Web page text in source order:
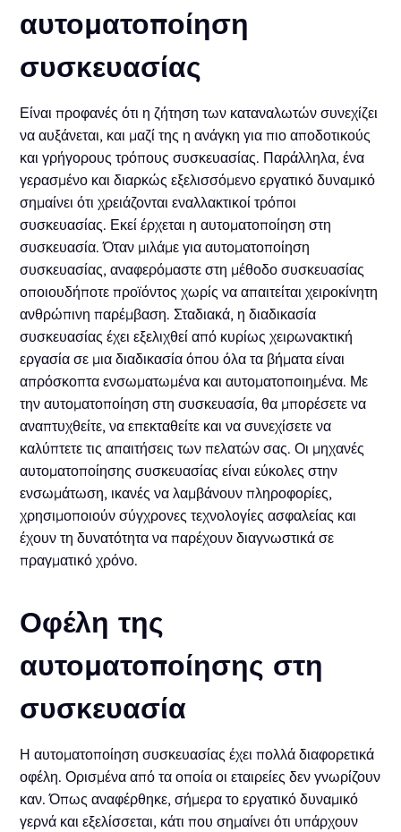
αυτοματοποίηση
συσκευασίας
Είναι προφανές ότι η ζήτηση των καταναλωτών συνεχίζει
να αυξάνεται, και μαζί της η ανάγκη για πιο αποδοτικούς
και γρήγορους τρόπους συσκευασίας. Παράλληλα, ένα
γερασμένο και διαρκώς εξελισσόμενο εργατικό δυναμικό
σημαίνει ότι χρειάζονται εναλλακτικοί τρόποι
συσκευασίας. Εκεί έρχεται η αυτοματοποίηση στη
συσκευασία. Όταν μιλάμε για αυτοματοποίηση
συσκευασίας, αναφερόμαστε στη μέθοδο συσκευασίας
οποιουδήποτε προϊόντος χωρίς να απαιτείται χειροκίνητη
ανθρώπινη παρέμβαση. Σταδιακά, η διαδικασία
συσκευασίας έχει εξελιχθεί από κυρίως χειρωνακτική
εργασία σε μια διαδικασία όπου όλα τα βήματα είναι
απρόσκοπτα ενσωματωμένα και αυτοματοποιημένα. Με
την αυτοματοποίηση στη συσκευασία, θα μπορέσετε να
αναπτυχθείτε, να επεκταθείτε και να συνεχίσετε να
καλύπτετε τις απαιτήσεις των πελατών σας. Οι μηχανές
αυτοματοποίησης συσκευασίας είναι εύκολες στην
ενσωμάτωση, ικανές να λαμβάνουν πληροφορίες,
χρησιμοποιούν σύγχρονες τεχνολογίες ασφαλείας και
έχουν τη δυνατότητα να παρέχουν διαγνωστικά σε
πραγματικό χρόνο.
Οφέλη της
αυτοματοποίησης στη
συσκευασία
Η αυτοματοποίηση συσκευασίας έχει πολλά διαφορετικά
οφέλη. Ορισμένα από τα οποία οι εταιρείες δεν γνωρίζουν
καν. Όπως αναφέρθηκε, σήμερα το εργατικό δυναμικό
γερνά και εξελίσσεται, κάτι που σημαίνει ότι υπάρχουν